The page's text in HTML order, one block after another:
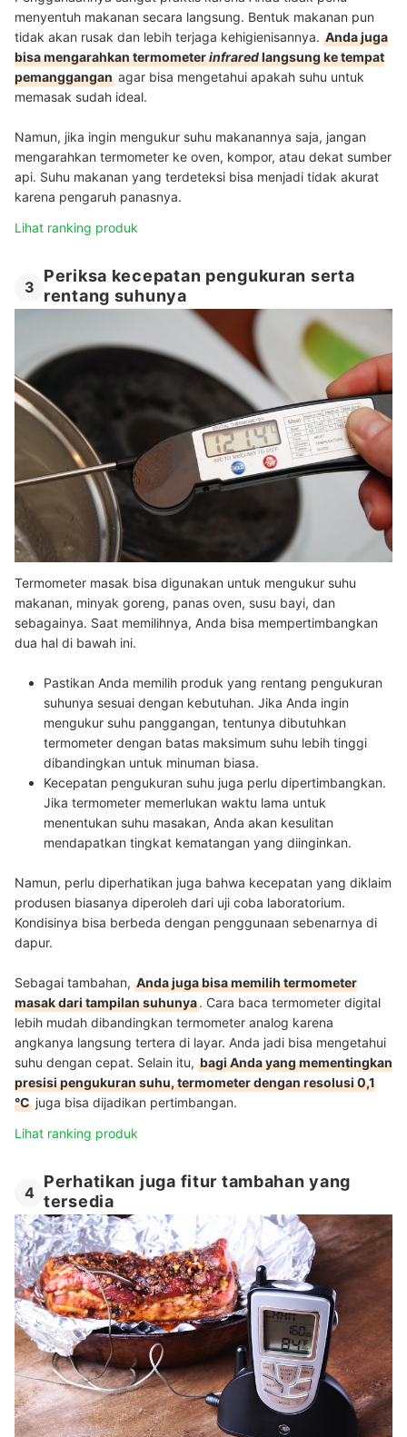
menyentuh makanan secara langsung. Bentuk makanan pun
tidak akan rusak dan lebih terjaga kehigienisannya. Anda juga
bisa mengarahkan termometerinfraredlangsung ke tempat
pemanggangan agar bisa mengetahui apakah suhu untuk
memasak sudah ideal.
Namun, jika ingin mengukur suhu makanannya saja, jangan
mengarahkan termometer ke oven, kompor, atau dekat sumber
api. Suhu makanan yang terdeteksi bisa menjadi tidak akurat
karena pengaruh panasnya.
Lihat ranking produk
3
Periksa kecepatan pengukuran serta
rentang suhunya
Termometer masak bisa digunakan untuk mengukur suhu
makanan, minyak goreng, panas oven, susu bayi, dan
sebagainya. Saat memilihnya, Anda bisa mempertimbangkan
dua hal di bawah ini.
Pastikan Anda memilih produk yang rentang pengukuran
suhunya sesuai dengan kebutuhan. Jika Anda ingin
mengukur suhu panggangan, tentunya dibutuhkan
termometer dengan batas maksimum suhu lebih tinggi
dibandingkan untuk minuman biasa.
Kecepatan pengukuran suhu juga perlu dipertimbangkan.
Jika termometer memerlukan waktu lama untuk
menentukan suhu masakan, Anda akan kesulitan
mendapatkan tingkat kematangan yang diinginkan.
Namun, perlu diperhatikan juga bahwa kecepatan yang diklaim
produsen biasanya diperoleh dari uji coba laboratorium.
Kondisinya bisa berbeda dengan penggunaan sebenarnya di
dapur.
Sebagai tambahan, Anda juga bisa memilih termometer
masak dari tampilan suhunya. Cara baca termometer digital
lebih mudah dibandingkan termometer analog karena
angkanya langsung tertera di layar. Anda jadi bisa mengetahui
suhu dengan cepat. Selain itu, bagi Anda yang mementingkan
presisi pengukuran suhu, termometer dengan resolusi 0,1
°C juga bisa dijadikan pertimbangan.
Lihat ranking produk
4
Perhatikan juga fitur tambahan yang
tersedia